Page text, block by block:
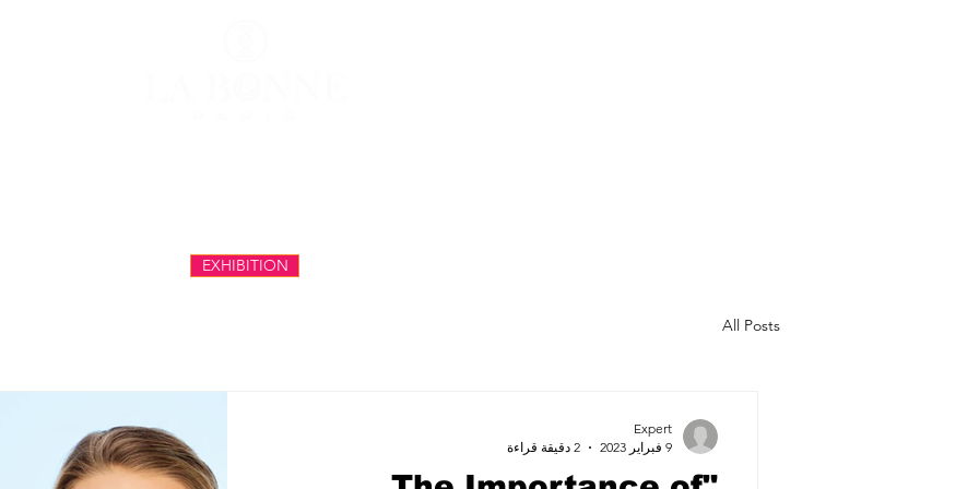
EXHIBITION
All Posts
Expert
9 فبراير 2023
2 دقيقة قراءة